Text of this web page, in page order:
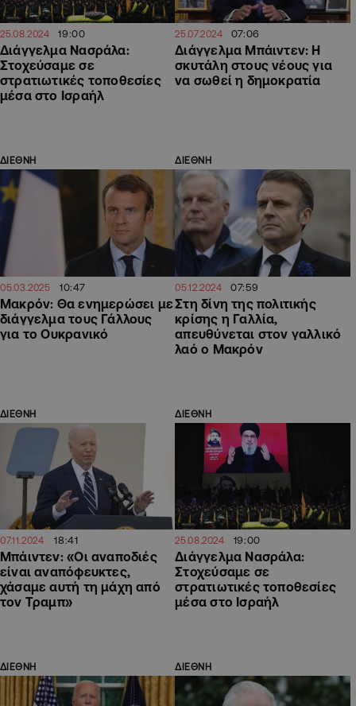
25.08.2024 19:00
Διάγγελμα Νασράλα:
Στοχεύσαμε σε
στρατιωτικές τοποθεσίες
μέσα στο Ισραήλ
25.07.2024 07:06
Διάγγελμα Μπάιντεν: Η
σκυτάλη στους νέους για
να σωθεί η δημοκρατία
ΔΙΕΘΝΗ
05.03.2025 10:47
Μακρόν: Θα ενημερώσει με
διάγγελμα τους Γάλλους
για το Ουκρανικό
ΔΙΕΘΝΗ
05.12.2024 07:59
Στη δίνη της πολιτικής
κρίσης η Γαλλία,
απευθύνεται στον γαλλικό
λαό ο Μακρόν
ΔΙΕΘΝΗ
07.11.2024 18:41
Μπάιντεν: «Οι αναποδιές
είναι αναπόφευκτες,
χάσαμε αυτή τη μάχη από
τον Τραμπ»
ΔΙΕΘΝΗ
25.08.2024 19:00
Διάγγελμα Νασράλα:
Στοχεύσαμε σε
στρατιωτικές τοποθεσίες
μέσα στο Ισραήλ
ΔΙΕΘΝΗ ΔΙΕΘΝΗ